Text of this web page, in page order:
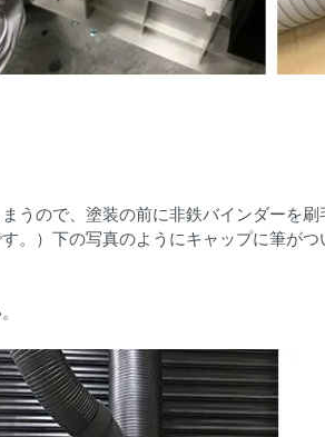
うので、塗装の前に非鉄バインダーを
。）下の写真のようにキャップに筆が